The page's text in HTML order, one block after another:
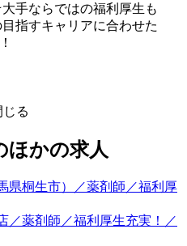
手ならではの福利厚生も
指すキャリアに合わせた
る
ほかの求人
県桐生市）／薬剤師／福利厚
／薬剤師／福利厚生充実！／